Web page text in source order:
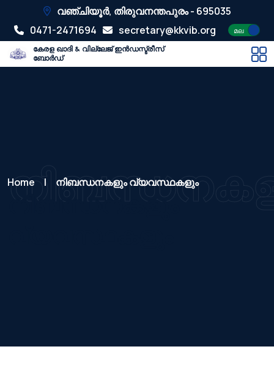
വഞ്ചിയൂർ, തിരുവനന്തപുരം - 695035
0471-2471694
secretary@kkvib.org മല
കേരള ഖാദി & വില്ലേജ് ഇൻഡസ്ട്രീസ്
ബോർഡ്
Home | നിബന്ധനകളും വ്യവസ്ഥകളും